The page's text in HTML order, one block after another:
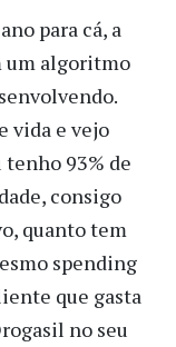
para cá, a
um algoritmo
vida e vejo
tenho 93% de
consigo
quanto tem
spending
que gasta
no seu